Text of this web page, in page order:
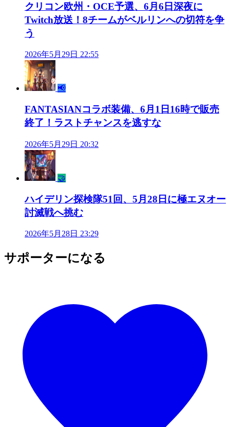
クリコン欧州・OCE予選、6月6日深夜に
Twitch放送！8チームがベルリンへの切符を争
う
2026年5月29日 22:55
📢
FANTASIANコラボ装備、6月1日16時で販売
終了！ラストチャンスを逃すな
2026年5月29日 20:32
🤝
ハイデリン探検隊51回、5月28日に極エヌオー
討滅戦へ挑む
2026年5月28日 23:29
サポーターになる